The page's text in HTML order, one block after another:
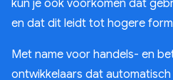
kun je ook voorkomen dat
en dat dit leidt tot hogere
Met name voor handels- en
ontwikkelaars dat automatisch